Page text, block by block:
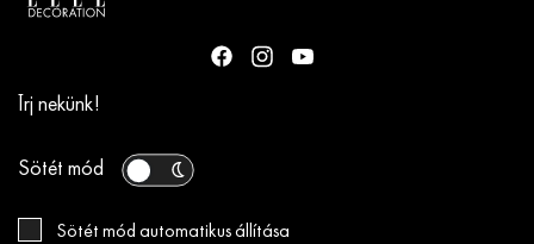
Írj nekünk!
Sötét mód
Sötét mód automatikus állítása